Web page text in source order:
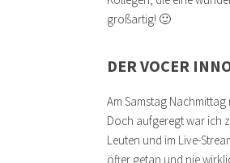
großartig! 🙂
DER VOCER
Am Samstag
Doch aufgeregt war ich
Leuten und im Live-
öfter getan und nie